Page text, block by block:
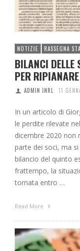
NOTIZIE RASSEGNA
BILANCI DELLE
PER
ADMIN INRL 11
In un articolo di
le perdite rilevate
dicembre 2020 non
parte dei soci, ma
bilancio del quinto
frattempo, la
tornata entro …
Read More